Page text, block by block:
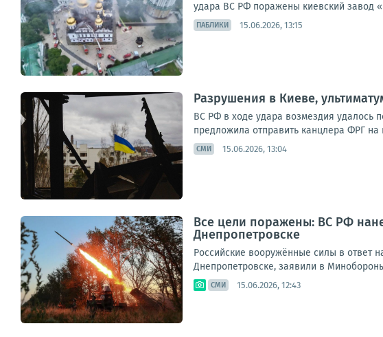
удара ВС РФ поражены киевский завод
ПАБЛИКИ 15.06.2026, 13:15
Разрушения в Киеве,
ВС РФ в ходе удара возмездия удалось
предложила отправить канцлера ФРГ
СМИ 15.06.2026, 13:04
Все цели поражены: ВС РФ
Днепропетровске
Российские вооружённые силы в ответ
Днепропетровске, заявили в
СМИ 15.06.2026, 12:43